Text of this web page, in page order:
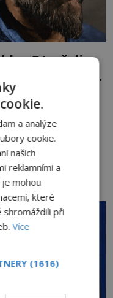
Otevřeli
do SSSR.
hrobku
v uzbeckém
nacistické
a napadá
zarážející, že se
20. století. Je
jen o fascinující
a analýze
cookie.
našich
reklamními a
mohou
které
při
Více
(1616)